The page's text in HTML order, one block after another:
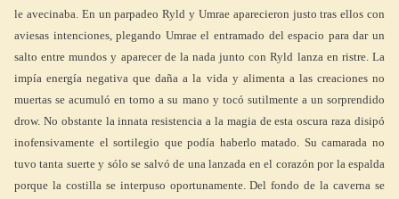
le avecinaba. En un parpadeo Ryld y Umrae aparecieron justo tras ellos con
aviesas intenciones, plegando Umrae el entramado del espacio para dar un
salto entre mundos y aparecer de la nada junto con Ryld lanza en ristre. La
impía energía negativa que daña a la vida y alimenta a las creaciones no
muertas se acumuló en torno a su mano y tocó sutilmente a un sorprendido
drow. No obstante la innata resistencia a la magia de esta oscura raza disipó
inofensivamente el sortilegio que podía haberlo matado. Su camarada no
tuvo tanta suerte y sólo se salvó de una lanzada en el corazón por la espalda
porque la costilla se interpuso oportunamente. Del fondo de la caverna se